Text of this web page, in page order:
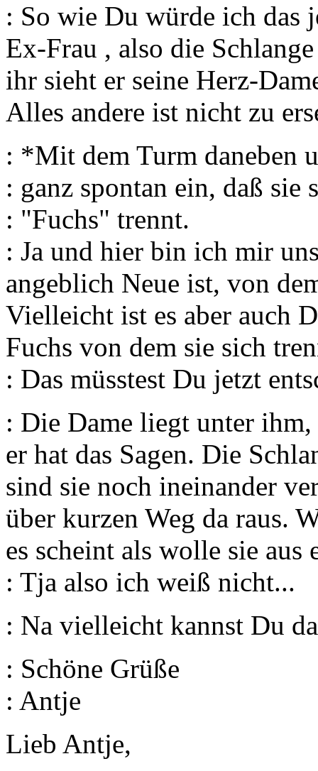
: So wie Du würde ich das
Ex-Frau , also die
ihr sieht er seine Herz-
Alles andere ist nicht zu
: *Mit dem Turm daneben
: ganz spontan ein, daß sie
: "Fuchs" trennt.
: Ja und hier bin ich mir
angeblich Neue ist, von
Vielleicht ist es aber auch
Fuchs von dem sie sich
: Das müsstest Du jetzt
: Die Dame liegt unter
er hat das Sagen. Die
sind sie noch ineinander
über kurzen Weg da raus.
es scheint als wolle sie aus
: Tja also ich weiß nicht...
: Na vielleicht kannst Du
: Schöne Grüße
: Antje
Lieb Antje,